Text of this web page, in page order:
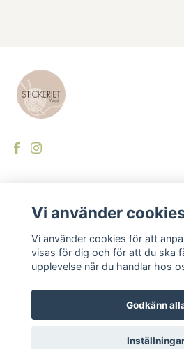
LÄS MER
Kontakt
Swish
Vi använder
Vi använder cookies för att
visas för dig och för att du ska
upplevelse när du handlar hos
Godkänn